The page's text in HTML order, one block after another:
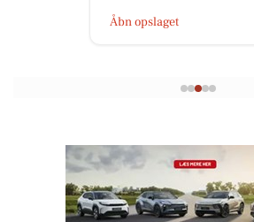
Åbn opslaget